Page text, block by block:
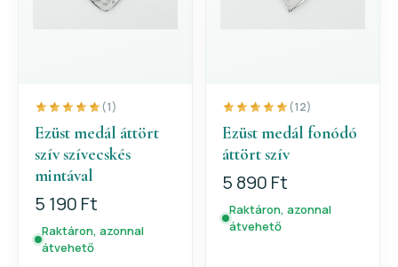
(1)
Ezüst medál áttört
szív szívecskés
mintával
5 190 Ft
Raktáron, azonnal
átvehető
(12)
Ezüst medál fonódó
áttört szív
5 890 Ft
Raktáron, azonnal
átvehető